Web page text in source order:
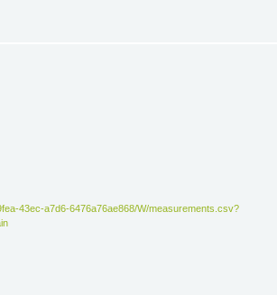
43ec-a7d6-6476a76ae868/W/measurements.csv?